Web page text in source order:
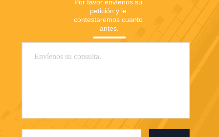
Por favor envíenos su
petición y le
contestaremos cuanto
antes.